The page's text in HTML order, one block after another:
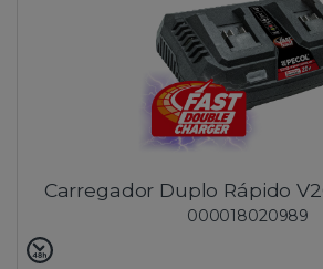
Carregador Duplo Rápido
000018020989